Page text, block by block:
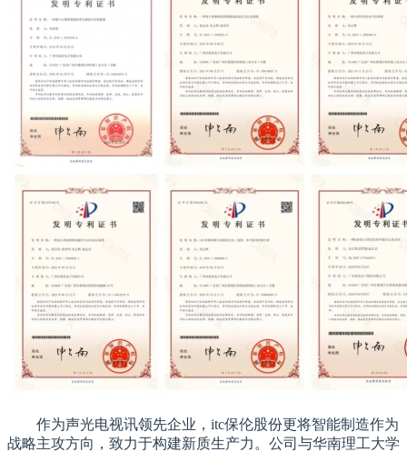
作为声光电视讯领先企业，itc保伦股份更将智能制造作为
战略主攻方向，致力于构建新质生产力。公司与华南理工大学